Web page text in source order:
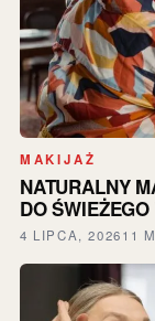
MAKIJAŻ
NATURALNY
DO
4 LIPCA, 202611